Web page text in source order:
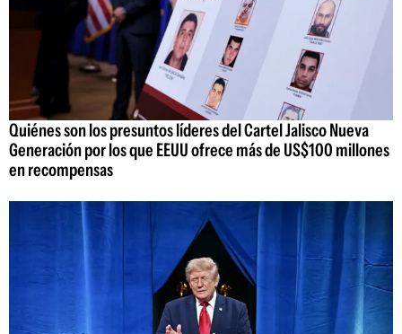
Quiénes son los presuntos líderes del Cartel Jalisco Nueva
Generación por los que EEUU ofrece más de US$100 millones
en recompensas